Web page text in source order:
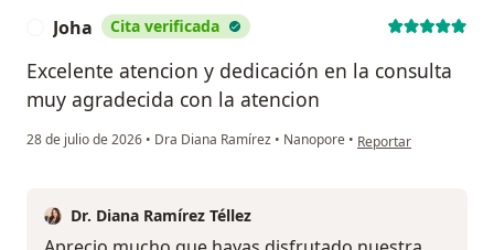
Joha Cita verificada
Excelente atencion y dedicación en la consulta
muy agradecida con la atencion
28 de julio de 2026 • Dra Diana Ramírez • Nanopore • en opinión del usuario
Reportar
Dr. Diana Ramírez Téllez